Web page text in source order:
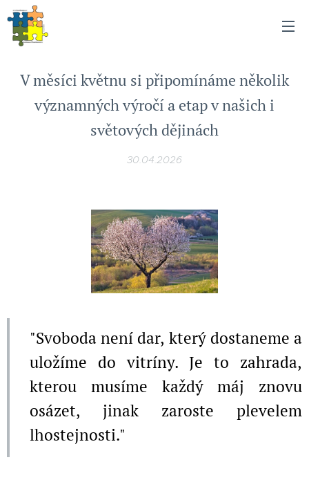
V měsíci květnu si připomínáme několik
významných výročí a etap v našich i
světových dějinách
30.04.2026
"Svoboda není dar, který dostaneme a
uložíme do vitríny. Je to zahrada,
kterou musíme každý máj znovu
osázet, jinak zaroste plevelem
lhostejnosti."